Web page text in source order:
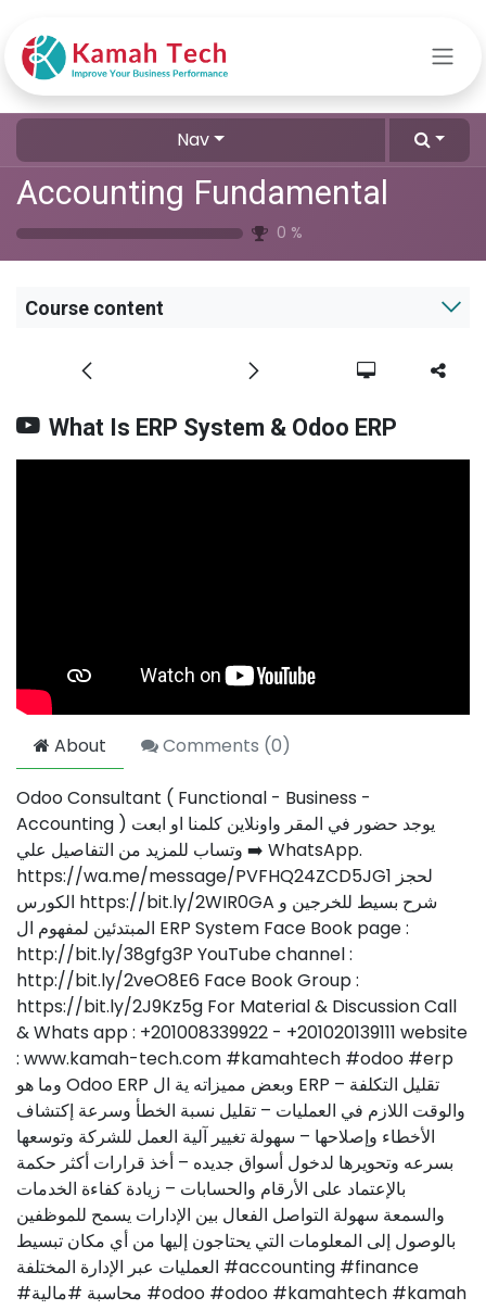
Nav
Accounting Fundamental
0 %
Course content
What Is ERP System & Odoo ERP
About Comments (0)
Odoo Consultant ( Functional - Business -
Accounting ) يوجد حضور في المقر واونلاين كلمنا او ابعت
وتساب للمزيد من التفاصيل علي ➡️ WhatsApp.
https://wa.me/message/PVFHQ24ZCD5JG1 لحجز
الكورس https://bit.ly/2WIR0GA شرح بسيط للخرجين و
المبتدئين لمفهوم ال ERP System Face Book page :
http://bit.ly/38gfg3P YouTube channel :
http://bit.ly/2veO8E6 Face Book Group :
https://bit.ly/2J9Kz5g For Material & Discussion Call
& Whats app : +201008339922 - +201020139111 website
: www.kamah-tech.com #kamahtech #odoo #erp
وما هو Odoo ERP وبعض مميزاته ية ال ERP – تقليل التكلفة
والوقت اللازم في العمليات – تقليل نسبة الخطأ وسرعة إكتشاف
الأخطاء وإصلاحها – سهولة تغيير آلية العمل للشركة وتوسعها
بسرعه وتحويرها لدخول أسواق جديده – أخذ قرارات أكثر حكمة
بالإعتماد على الأرقام والحسابات – زيادة كفاءة الخدمات
والسمعة سهولة التواصل الفعال بين الإدارات يسمح للموظفين
بالوصول إلى المعلومات التي يحتاجون إليها من أي مكان تبسيط
العمليات عبر الإدارة المختلفة #accounting #finance
#محاسبة #مالية #odoo #odoo #kamahtech #kamah